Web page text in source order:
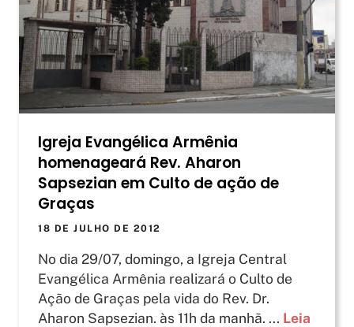
Igreja Evangélica Armênia
homenageará Rev. Aharon
Sapsezian em Culto de ação de
Graças
18 DE JULHO DE 2012
No dia 29/07, domingo, a Igreja Central
Evangélica Armênia realizará o Culto de
Ação de Graças pela vida do Rev. Dr.
Aharon Sapsezian. às 11h da manhã. ... Leia